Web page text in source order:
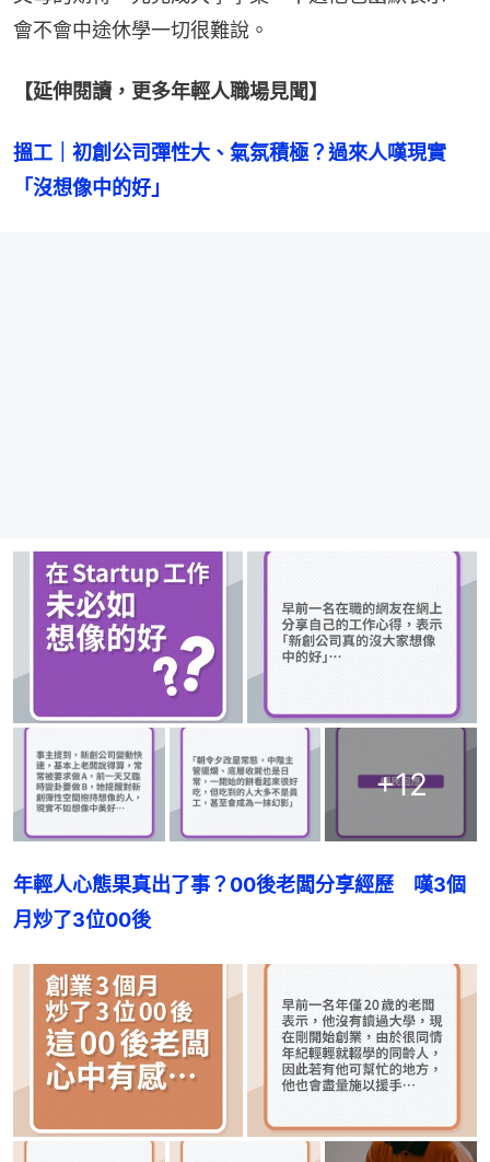
會不會中途休學一切很難說。
【延伸閱讀，更多年輕人職場見聞】
搵工｜初創公司彈性大、氣氛積極？過來人嘆現實
「沒想像中的好」
+12
年輕人心態果真出了事？00後老闆分享經歷　嘆3個
月炒了3位00後